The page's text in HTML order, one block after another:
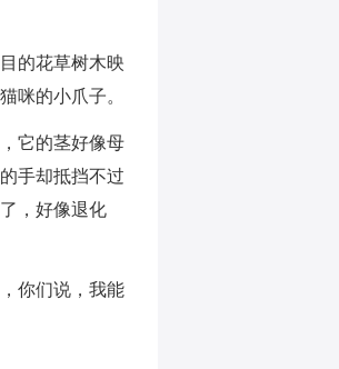
的花草树木映
咪的小爪子。
它的茎好像母
手却抵挡不过
，好像退化
你们说，我能